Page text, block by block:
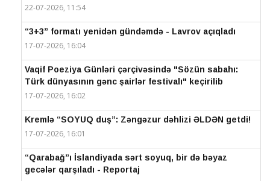
22-07-2026, 11:54
“3+3” formatı yenidən gündəmdə - Lavrov açıqladı
17-07-2026, 16:04
Vaqif Poeziya Günləri çərçivəsində "Sözün sabahı:
Türk dünyasının gənc şairlər festivalı" keçirilib
17-07-2026, 16:02
Kremlə “SOYUQ duş”: Zəngəzur dəhlizi ƏLDƏN getdi!
17-07-2026, 16:01
“Qarabağ”ı İslandiyada sərt soyuq, bir də bəyaz
gecələr qarşıladı - Reportaj